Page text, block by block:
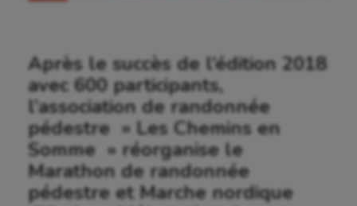
Après le succès de l’édition 2018
avec 600 participants,
l’association de randonnée
pédestre » Les Chemins en
Somme » réorganise le
Marathon de randonnée
pédestre et Marche nordique